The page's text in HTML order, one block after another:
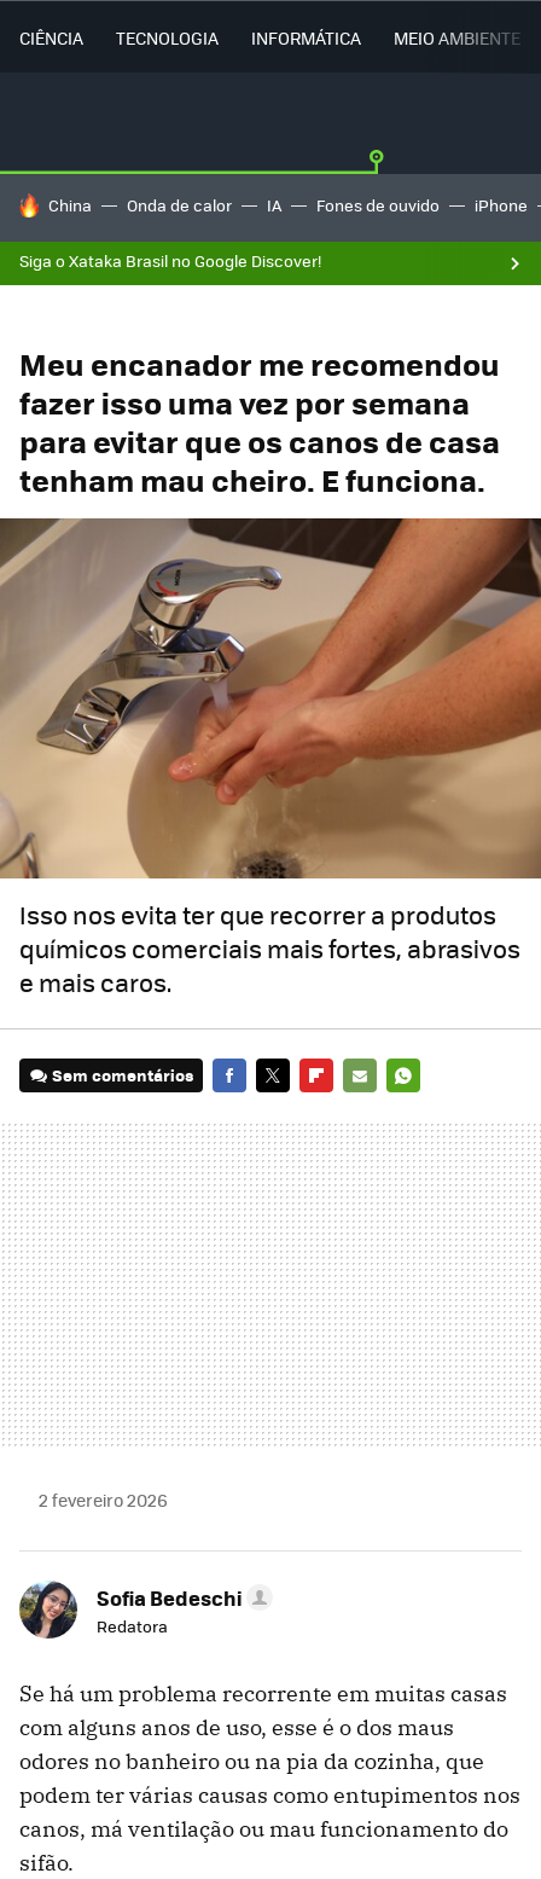
CIÊNCIA TECNOLOGIA INFORMÁTICA MEIO AMBIENTE
TENDÊNCIAS DO DIA
China Onda de calor IA Fones de ouvido iPhone
Siga o Xataka Brasil no Google Discover!
Meu encanador me recomendou
fazer isso uma vez por semana
para evitar que os canos de casa
tenham mau cheiro. E funciona.
Isso nos evita ter que recorrer a produtos
químicos comerciais mais fortes, abrasivos
e mais caros.
Sem comentários
MAIL
2 fevereiro 2026
Sofia Bedeschi
Redatora
Se há um problema recorrente em muitas casas
com alguns anos de uso, esse é o dos maus
odores no banheiro ou na pia da cozinha, que
podem ter várias causas como entupimentos nos
canos, má ventilação ou mau funcionamento do
sifão.